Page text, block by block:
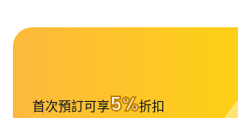
首次預訂可享5%折扣